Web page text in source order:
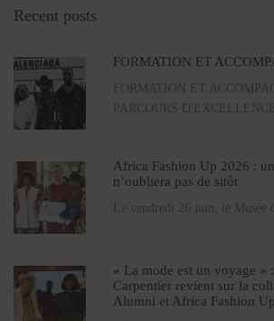
Recent posts
FORMATION ET
FORMATION ET
PARCOURS
Africa Fashion Up 2026 :
n’oubliera pas de sitôt
Le vendredi 26 juin, le Musée
« La mode est un voyage »
Carpentier revient sur la
Alumni et Africa Fashion Up